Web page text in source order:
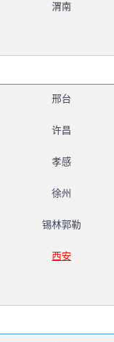
渭南
邢台
许昌
孝感
徐州
锡林郭勒
西安